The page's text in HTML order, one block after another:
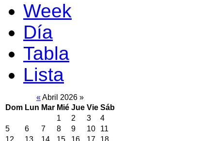
Week
Día
Tabla
Lista
«Abril 2026 »
Dom Lun Mar Mié Jue Vie Sáb
1
2 3
4
5
6 7 8 9 10
11
12
13 14 15 16 17 18